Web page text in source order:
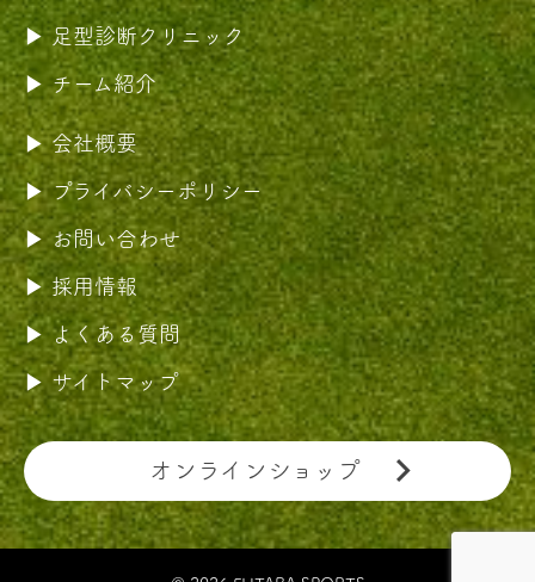
足型診断クリニック
チーム紹介
会社概要
プライバシーポリシー
お問い合わせ
採用情報
よくある質問
サイトマップ
オンラインショップ